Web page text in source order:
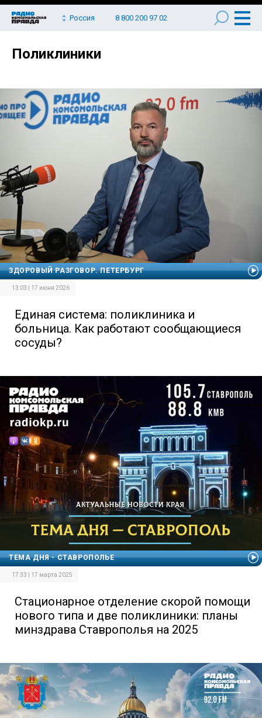
Россия 8 800 200 97 02
Поликлиники
ЗДОРОВЫЙ РАЗГОВОР. ПЕТЕРБУРГ
13:03 | 17 июня 2026
Единая система: поликлиника и
больница. Как работают сообщающиеся
сосуды?
ТЕМА ДНЯ - СТАВРОПОЛЬЕ
17:33 | 17 марта 2025
Стационарное отделение скорой помощи
нового типа и две поликлиники: планы
минздрава Ставрополья на 2025